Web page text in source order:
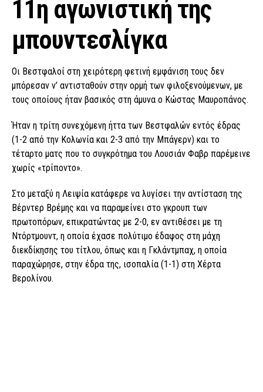
11η αγωνιστική της
μπουντεσλίγκα
Οι Βεστφαλοί στη χειρότερη φετινή εμφάνιση τους δεν
μπόρεσαν ν’ αντισταθούν στην ορμή των φιλοξενούμενων, με
τους οποίους ήταν βασικός στη άμυνα ο Κώστας Μαυροπάνος.
Ήταν η τρίτη συνεχόμενη ήττα των Βεστφαλών εντός έδρας
(1-2 από την Κολωνία και 2-3 από την Μπάγερν) και το
τέταρτο ματς που το συγκρότημα του Λουσιάν Φαβρ παρέμεινε
χωρίς «τρίποντο».
Στο μεταξύ η Λειψία κατάφερε να λυγίσει την αντίσταση της
Βέρντερ Βρέμης και να παραμείνει στο γκρουπ των
πρωτοπόρων, επικρατώντας με 2-0, εν αντιθέσει με τη
Ντόρτμουντ, η οποία έχασε πολύτιμο έδαφος στη μάχη
διεκδίκησης του τίτλου, όπως και η Γκλάντμπαχ, η οποία
παραχώρησε, στην έδρα της, ισοπαλία (1-1) στη Χέρτα
Βερολίνου.